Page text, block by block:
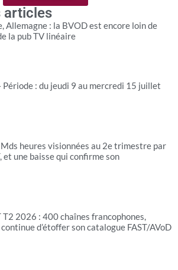
articles
Allemagne : la BVOD est encore loin de
la pub TV linéaire
Période : du jeudi 9 au mercredi 15 juillet
heures visionnées au 2e trimestre par
et une baisse qui confirme son
T2 2026 : 400 chaînes francophones,
d’étoffer son catalogue FAST/AVoD